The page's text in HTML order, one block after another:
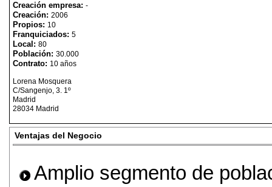
Creación empresa: -
Creación: 2006
Propios: 10
Franquiciados: 5
Local: 80
Población: 30.000
Contrato: 10 años
Lorena Mosquera
C/Sangenjo, 3. 1º
Madrid
28034 Madrid
Ventajas del Negocio
Amplio segmento de